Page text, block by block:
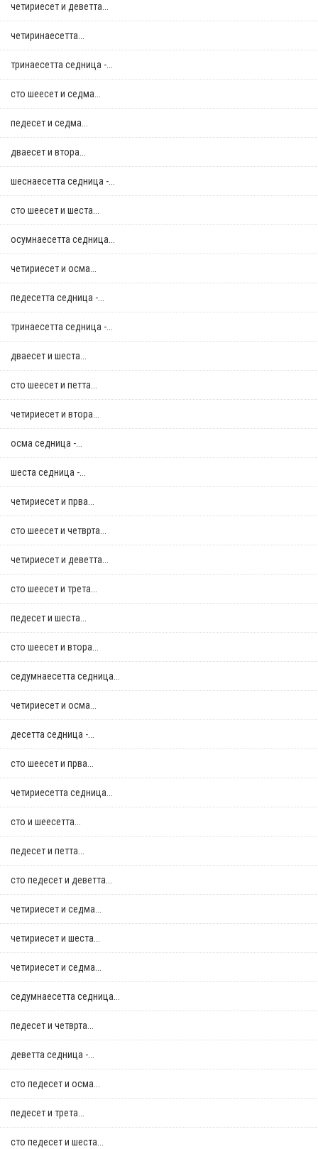
четириесет и деветта...
четиринаесетта...
тринаесетта седница -...
сто шеесет и седма...
педесет и седма...
дваесет и втора...
шеснаесетта седница -...
сто шеесет и шеста...
осумнaесетта седница...
четириесет и осма...
педесетта седница -...
тринаесетта седница -...
дваесет и шеста...
сто шеесет и петта...
четириесет и втора...
осма седница -...
шеста седница -...
четириесет и прва...
сто шеесет и четврта...
четириесет и деветта...
сто шеесет и трета...
педесет и шеста...
сто шеесет и втора...
седумнаесетта седница...
четириесет и осма...
десетта седница -...
сто шеесет и прва...
четириесетта седница...
сто и шеесетта...
педесет и петта...
сто педесет и деветта...
четириесет и седма...
четириесет и шеста...
четириесет и седма...
седумнаесетта седница...
педесет и четврта...
деветта седница -...
сто педесет и осма...
педесет и трета...
сто педесет и шеста...